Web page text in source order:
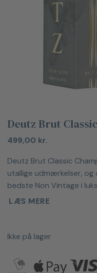
Deutz Brut
499,00 kr.
Deutz Brut Classic
utallige udmærkelser,
bedste Non Vintage i
LÆS MERE
Ikke på lager